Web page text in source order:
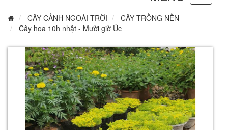
navigation
CÂY CẢNH NGOÀI TRỜI
CÂY TRỒNG NỀN
Cây hoa 10h nhật - Mười giờ Úc